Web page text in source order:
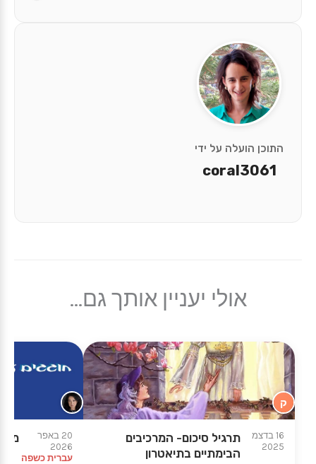
התוכן הועלה על ידי
coral3061
אולי יעניין אותך גם...
ק
16 בדצמ
2025
תרגיל סיכום- המרכיבים
הבימתיים בתיאטרון
20 באפר
2026
עברית כשפה